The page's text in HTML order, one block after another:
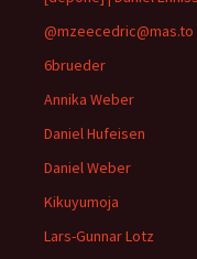
@mzeecedric@mas.to
6brueder
Annika Weber
Daniel Hufeisen
Daniel Weber
Kikuyumoja
Lars-Gunnar Lotz